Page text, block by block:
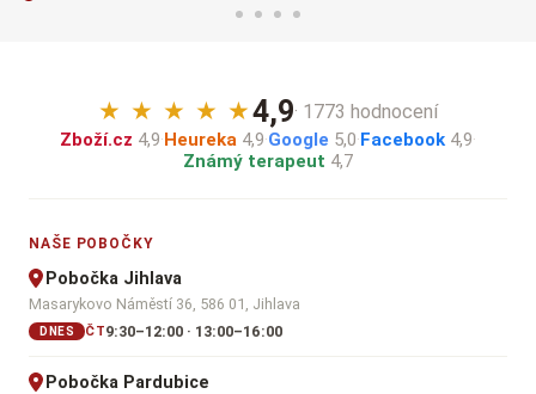
★ ★ ★ ★ ★4,9· 1773 hodnocení
Zboží.cz 4,9·Heureka 4,9·Google 5,0·Facebook 4,9·
Známý terapeut 4,7
NAŠE POBOČKY
Pobočka Jihlava
Masarykovo Náměstí 36, 586 01, Jihlava
DNES ČT9:30–12:00 · 13:00–16:00
Pobočka Pardubice